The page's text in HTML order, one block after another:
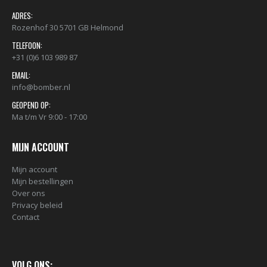
ADRES:
Rozenhof 30 5701 GB Helmond
TELEFOON:
+31 (0)6 103 989 87
EMAIL:
info@bomber.nl
GEOPEND OP:
Ma t/m Vr 9:00 - 17:00
MIJN ACCOUNT
Mijn account
Mijn bestellingen
Over ons
Privacy beleid
Contact